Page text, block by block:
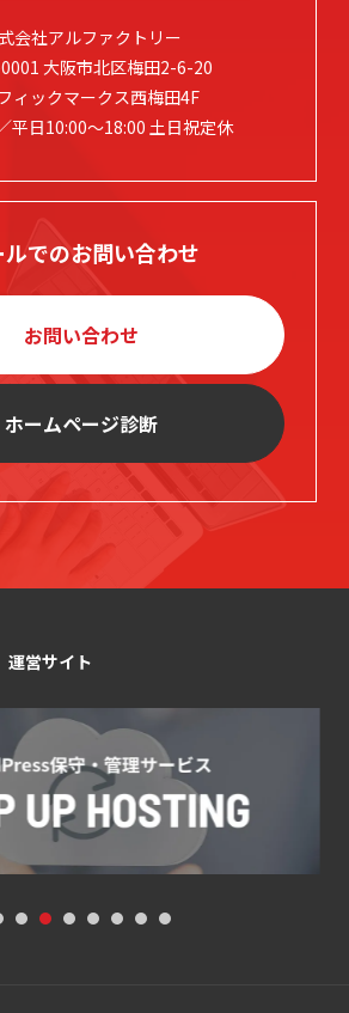
会社アルファクトリー
大阪市北区梅田2-6-20
ィックマークス西梅田4F
平日10:00～18:00 土日祝定休
ルでのお問い合わせ
お問い合わせ
ホームページ診断
運営サイト
1 2 3 4 5 6 7 8